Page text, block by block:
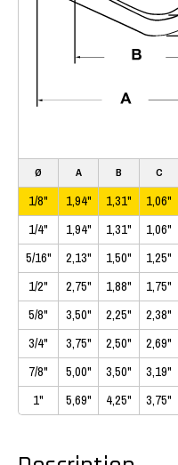
Ø
1/8"
1/4"
5/16"
1/2"
5/8"
3/4"
7/8"
1"
A
1,94"
1,94"
2,13"
2,75"
3,50"
3,75"
5,00"
5,69"
B
1,31"
1,31"
1,50"
1,88"
2,25"
2,50"
3,50"
4,25"
C
1,06"
1,06"
1,25"
1,75"
2,38"
2,69"
3,19"
3,75"